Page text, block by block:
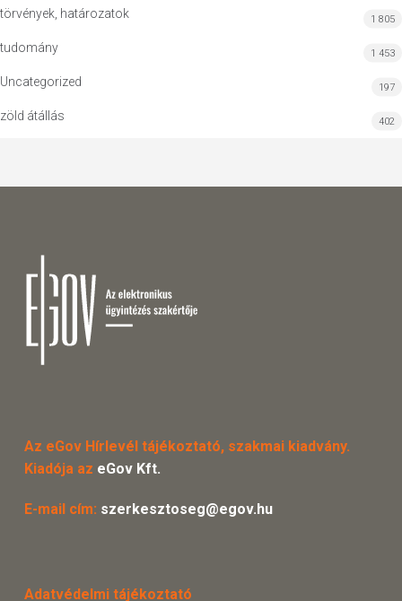
törvények, határozatok 1 805
tudomány 1 453
Uncategorized 197
zöld átállás 402
Az eGov Hírlevél tájékoztató, szakmai kiadvány.
Kiadója az eGov Kft.
E-mail cím: szerkesztoseg@egov.hu
Adatvédelmi tájékoztató